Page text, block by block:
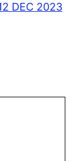
DEC 2023